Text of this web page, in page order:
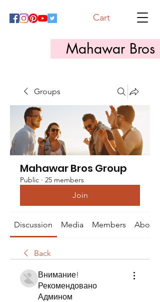
Mahawar Bros
Cart
Groups
Mahawar Bros Group
Public · 25 members
Join
Discussion Media Members About
Back
Внимание!
Рекомендовано
Админом